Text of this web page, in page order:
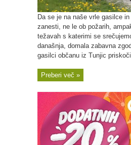
Da se je na naše vrle gasilce
zanesti, ne le ob požarih,
težavah s katerimi se
današnja, domala zabavna
gasilci občanu iz Tunjic
Preberi več »